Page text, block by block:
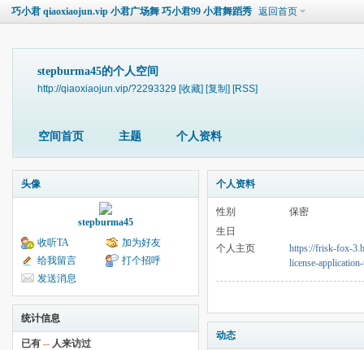
巧小君 qiaoxiaojun.vip 小君广场舞 巧小君99 小君舞蹈秀 返回首页
stepburma45的个人空间
http://qiaoxiaojun.vip/?2293329 [收藏] [复制] [RSS]
空间首页 主题 个人资料
头像
stepburma45
收听TA
加为好友
给我留言
打个招呼
发送消息
统计信息
已有 -- 人来访过
个人资料
性别
保密
生日
个人主页
https://frisk-fox-
license-
动态